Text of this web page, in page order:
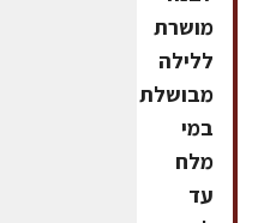
מושרת
ללילה
מבושלת
במי
מלח
עד